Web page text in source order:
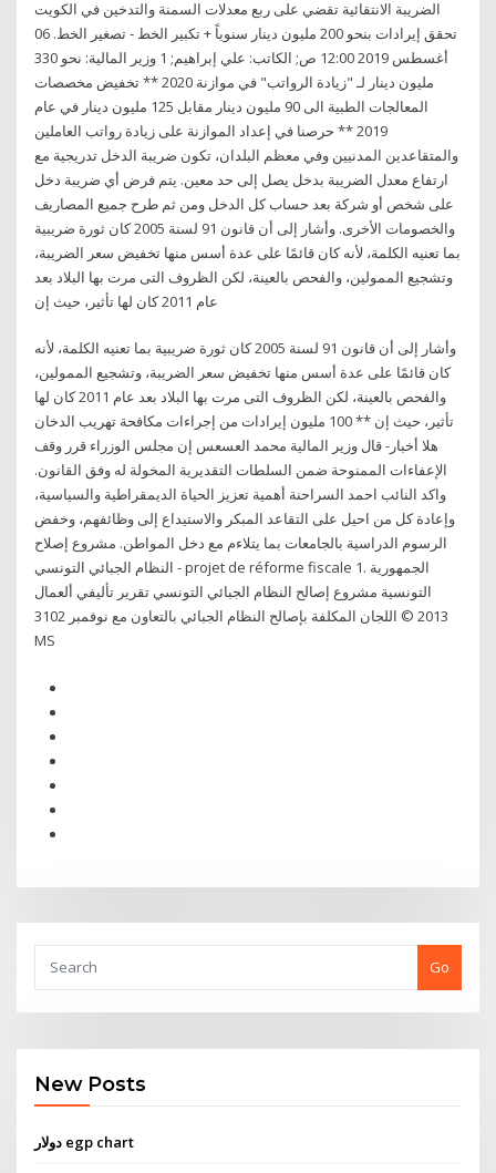
الضريبة الانتقائية تقضي على ربع معدلات السمنة والتدخين في الكويت
تحقق إيرادات بنحو 200 مليون دينار سنوياً + تكبير الخط - تصغير الخط. 06
أغسطس 2019 12:00 ص; الكاتب: علي إبراهيم; 1 وزير المالية: نحو 330
مليون دينار لـ "زيادة الرواتب" في موازنة 2020 ** تخفيض مخصصات
المعالجات الطبية الى 90 مليون دينار مقابل 125 مليون دينار في عام
2019 ** حرصنا في إعداد الموازنة على زيادة رواتب العاملين
والمتقاعدين المدنيين وفي معظم البلدان، تكون ضريبة الدخل تدريجية مع
ارتفاع معدل الضريبة بدخل يصل إلى حد معين. يتم فرض أي ضريبة دخل
على شخص أو شركة بعد حساب كل الدخل ومن ثم طرح جميع المصاريف
والخصومات الأخرى. وأشار إلى أن قانون 91 لسنة 2005 كان ثورة ضريبية
بما تعنيه الكلمة، لأنه كان قائمًا على عدة أسس منها تخفيض سعر الضريبة،
وتشجيع الممولين، والفحص بالعينة، لكن الظروف التى مرت بها البلاد بعد
عام 2011 كان لها تأثير، حيث إن
وأشار إلى أن قانون 91 لسنة 2005 كان ثورة ضريبية بما تعنيه الكلمة، لأنه
كان قائمًا على عدة أسس منها تخفيض سعر الضريبة، وتشجيع الممولين،
والفحص بالعينة، لكن الظروف التى مرت بها البلاد بعد عام 2011 كان لها
تأثير، حيث إن ** 100 مليون إيرادات من إجراءات مكافحة تهريب الدخان
هلا أخبار- قال وزير المالية محمد العسعس إن مجلس الوزراء قرر وقف
الإعفاءات الممنوحة ضمن السلطات التقديرية المخولة له وفق القانون.
واكد النائب احمد السراحنة أهمية تعزيز الحياة الديمقراطية والسياسية،
وإعادة كل من احيل على التقاعد المبكر والاستيداع إلى وظائفهم، وخفض
الرسوم الدراسية بالجامعات بما يتلاءم مع دخل المواطن. مشروع إصلاح
النظام الجبائي التونسي - projet de réforme fiscale 1. ‫الجمهورية
التونسية‬ ‫مشروع إصالح النظام الجبائي التونسي‬ ‫تقرير تأليفي ألعمال
اللجان المكلفة بإصالح النظام‬ ‫الجبائي‬ ‫بالتعاون مع‬ ‫نوفمبر 3102‬ ‫‪© 2013
MS
Go
New Posts
دولار egp chart